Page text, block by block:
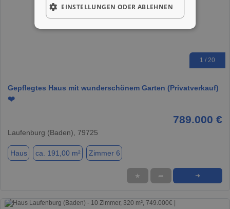
1 / 20
Gepflegtes Haus mit wunderschönem Garten (Privatverkauf)
❤️
789.000 €
Laufenburg (Baden), 79725
Haus ca. 191,00 m² Zimmer 6
★ ➦ ➜
EINSTELLUNGEN ODER ABLEHNEN